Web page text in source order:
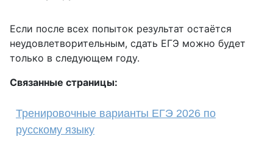
Если после всех попыток результат остаётся
неудовлетворительным, сдать ЕГЭ можно будет
только в следующем году.
Связанные страницы:
Тренировочные варианты ЕГЭ 2026 по
русскому языку